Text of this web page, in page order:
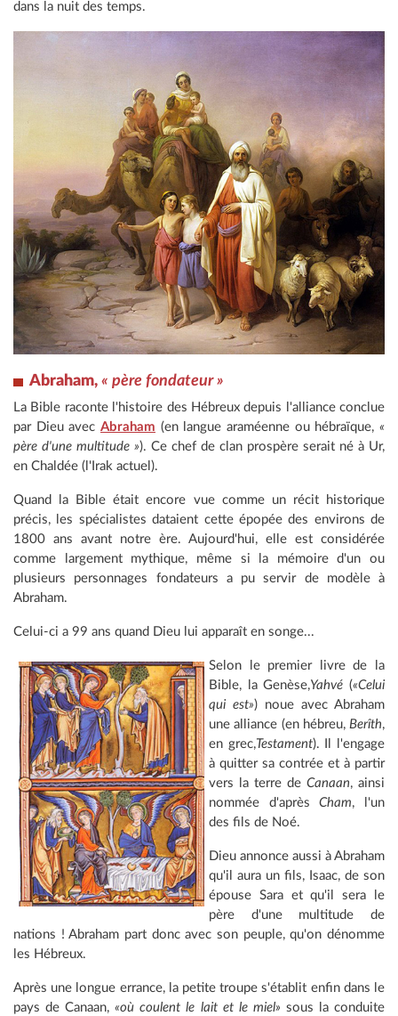
dans la nuit des temps.
Abraham, « père fondateur »
La Bible raconte l'histoire des Hébreux depuis l'alliance conclue
par Dieu avec Abraham (en langue araméenne ou hébraïque, «
père d'une multitude »). Ce chef de clan prospère serait né à Ur,
en Chaldée (l'Irak actuel).
Quand la Bible était encore vue comme un récit historique
précis, les spécialistes dataient cette épopée des environs de
1800 ans avant notre ère. Aujourd'hui, elle est considérée
comme largement mythique, même si la mémoire d'un ou
plusieurs personnages fondateurs a pu servir de modèle à
Abraham.
Celui-ci a 99 ans quand Dieu lui apparaît en songe...
Selon le premier livre de la
Bible, la Genèse,Yahvé («Celui
qui est») noue avec Abraham
une alliance (en hébreu, Berîth,
en grec,Testament). Il l'engage
à quitter sa contrée et à partir
vers la terre de Canaan, ainsi
nommée d'aprèsCham, l'un
des fils de Noé.
Dieu annonce aussi à Abraham
qu'il aura un fils, Isaac, de son
épouse Sara et qu'il sera le
père d'une multitude de
nations ! Abraham part donc avec son peuple, qu'on dénomme
les Hébreux.
Après une longue errance, la petite troupe s'établit enfin dans le
pays de Canaan,«où coulent le lait et le miel» sous la conduite